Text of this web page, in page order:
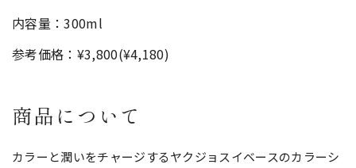
内容量：300ml
参考価格：¥3,800(¥4,180)
商品について
カラーと潤いをチャージするヤクジョスイベースのカラーシ